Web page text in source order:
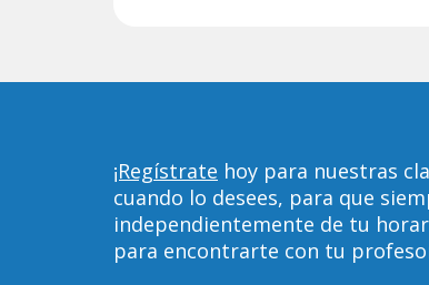
¡Regístrate hoy para nuestras
cuando lo desees, para que
independientemente de tu
para encontrarte con tu